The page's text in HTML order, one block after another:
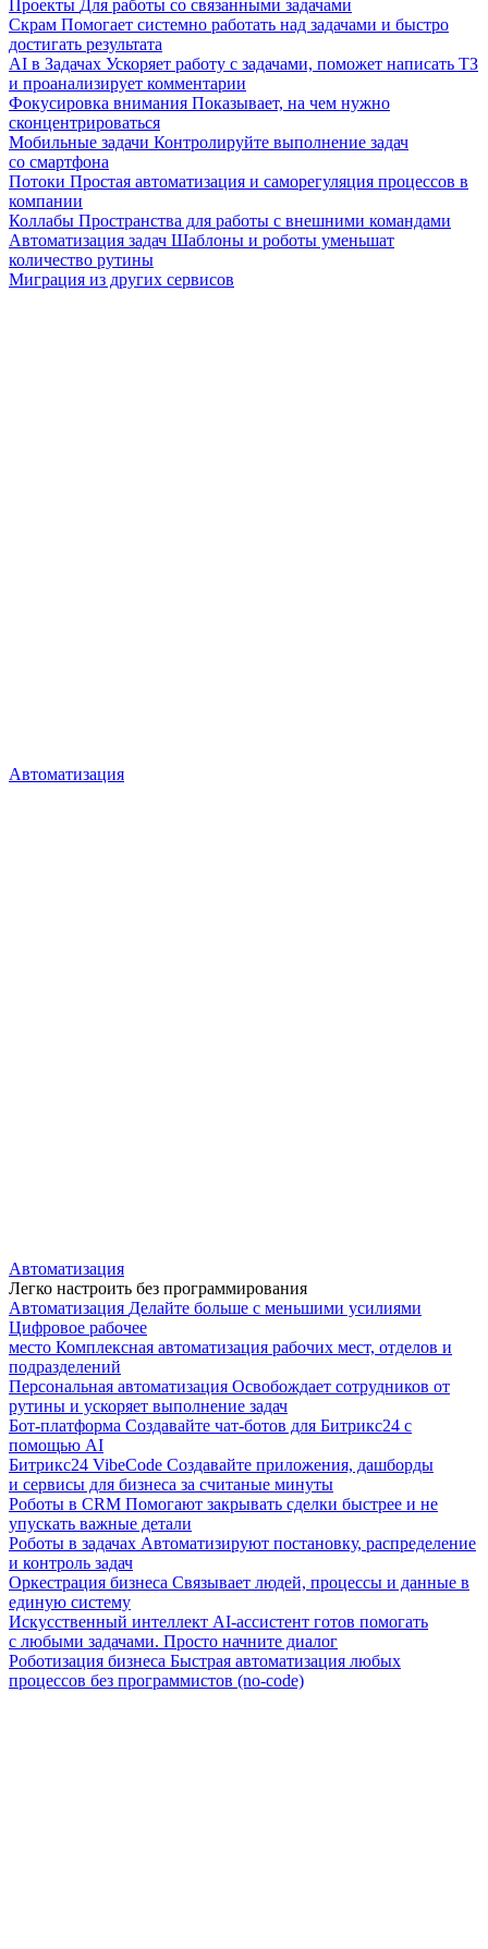
Проекты Для работы со связанными задачами
Скрам Помогает системно работать над задачами и быстро
достигать результата
AI в Задачах Ускоряет работу с задачами, поможет написать ТЗ
и проанализирует комментарии
Фокусировка внимания Показывает, на чем нужно
сконцентрироваться
Мобильные задачи Контролируйте выполнение задач
со смартфона
Потоки Простая автоматизация и саморегуляция процессов в
компании
Коллабы Пространства для работы с внешними командами
Автоматизация задач Шаблоны и роботы уменьшат
количество рутины
Миграция из других сервисов
Автоматизация
Автоматизация
Легко настроить без программирования
Автоматизация Делайте больше с меньшими усилиями
Цифровое рабочее
место Комплексная автоматизация рабочих мест, отделов и
подразделений
Персональная автоматизация Освобождает сотрудников от
рутины и ускоряет выполнение задач
Бот-платформа Создавайте чат-ботов для Битрикс24 с
помощью AI
Битрикс24 VibeCode Создавайте приложения, дашборды
и сервисы для бизнеса за считаные минуты
Роботы в CRM Помогают закрывать сделки быстрее и не
упускать важные детали
Роботы в задачах Автоматизируют постановку, распределение
и контроль задач
Оркестрация бизнеса Связывает людей, процессы и данные в
единую систему
Искусственный интеллект AI-ассистент готов помогать
с любыми задачами. Просто начните диалог
Роботизация бизнеса Быстрая автоматизация любых
процессов без программистов (no-code)